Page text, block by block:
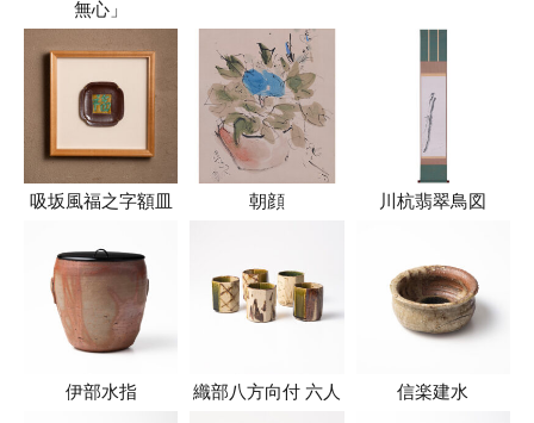
無心」
吸坂風福之字額皿 朝顔 川杭翡翠鳥図
伊部水指 織部八方向付 六人 信楽建水